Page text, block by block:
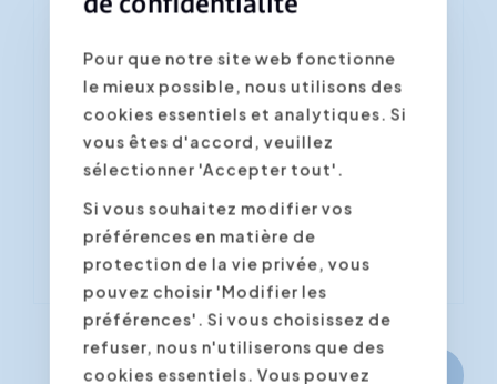
Vous vous inscrivez à la
formation "Storytelling"
Les champs marqués d'un astérisque *
sont obligatoires
Confirmer la date/lieu souhaité(e) *
Continuer
Pour que notre site web fonctionne
le mieux possible, nous utilisons des
cookies essentiels et analytiques. Si
vous êtes d'accord, veuillez
sélectionner 'Accepter tout'.
Si vous souhaitez modifier vos
préférences en matière de
protection de la vie privée, vous
pouvez choisir 'Modifier les
préférences'. Si vous choisissez de
refuser, nous n'utiliserons que des
cookies essentiels. Vous pouvez